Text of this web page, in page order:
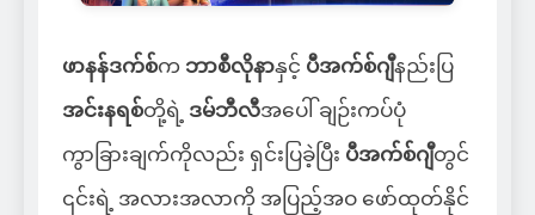
ဖာနန်ဒက်စ်က ဘာစီလိုနာနှင့် ပီအက်စ်ဂျီနည်းပြ
အင်းနရစ်တို့ရဲ့ ဒမ်ဘီလီအပေါ် ချဉ်းကပ်ပုံ
ကွာခြားချက်ကိုလည်း ရှင်းပြခဲ့ပြီး ပီအက်စ်ဂျီတွင်
၎င်းရဲ့ အလားအလာကို အပြည့်အဝ ဖော်ထုတ်နိုင်